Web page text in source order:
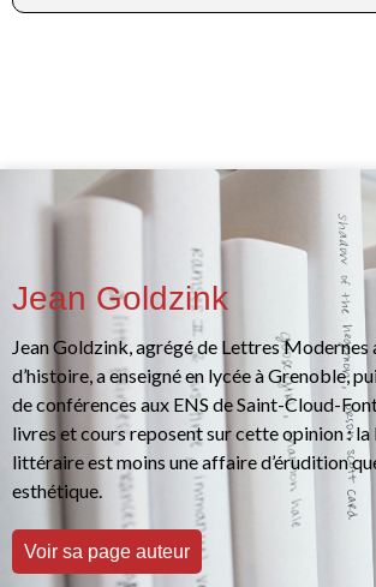
Jean Goldzink
Jean Goldzink, agrégé de Lettres Modernes
d’histoire, a enseigné en lycée à Grenoble,
de conférences aux ENS de Saint-Cloud-
livres et cours reposent sur cette opinion :
littéraire est moins une affaire d’érudition
esthétique.
Voir sa page auteur